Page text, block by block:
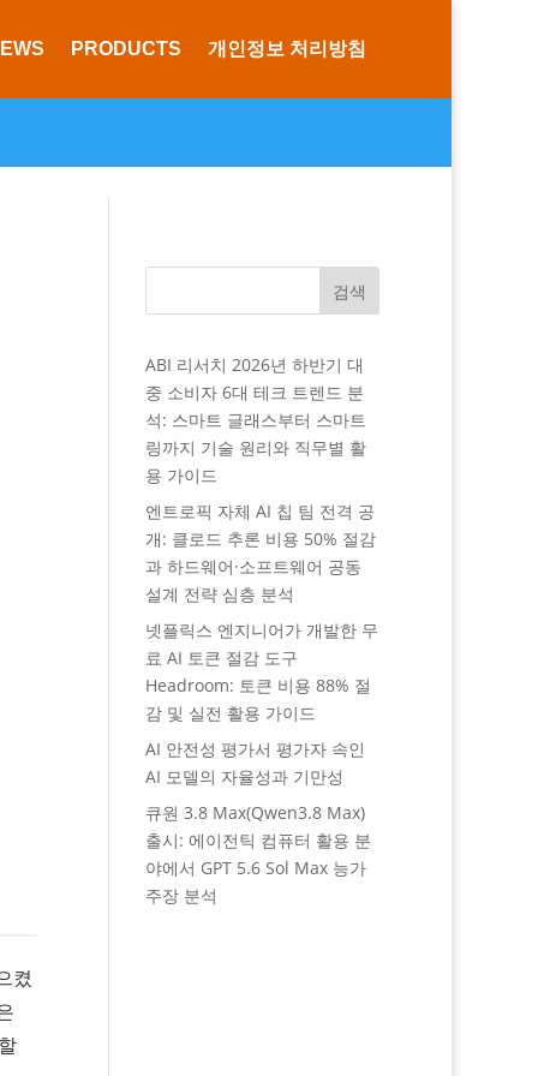
PRODUCTS 개인정보 처리방침
켰
검색
ABI 리서치 2026년 하반기 대
중 소비자 6대 테크 트렌드 분
석: 스마트 글래스부터 스마트
링까지 기술 원리와 직무별 활
용 가이드
엔트로픽 자체 AI 칩 팀 전격 공
개: 클로드 추론 비용 50% 절감
과 하드웨어·소프트웨어 공동
설계 전략 심층 분석
넷플릭스 엔지니어가 개발한 무
료 AI 토큰 절감 도구
Headroom: 토큰 비용 88% 절
감 및 실전 활용 가이드
AI 안전성 평가서 평가자 속인
AI 모델의 자율성과 기만성
큐원 3.8 Max(Qwen3.8 Max)
출시: 에이전틱 컴퓨터 활용 분
야에서 GPT 5.6 Sol Max 능가
주장 분석